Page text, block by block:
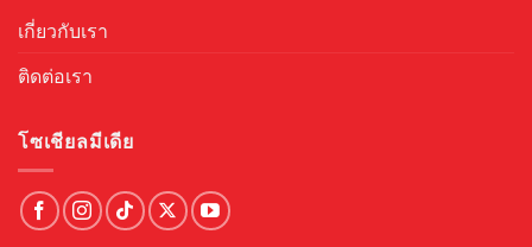
เกี่ยวกับเรา
ติดต่อเรา
โซเชียลมีเดีย